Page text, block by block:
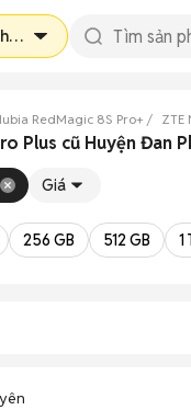
RedMagic 8S Pro+ ZTE
Plus cũ Huyện Đan
Giá
256 GB 512 GB 1